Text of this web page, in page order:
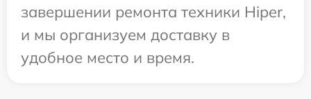
завершении ремонта техники Hiper,
и мы организуем доставку в
удобное место и время.